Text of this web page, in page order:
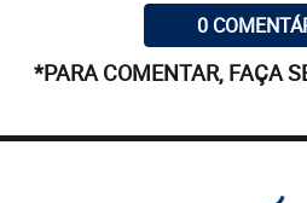
0
*PARA COMENTAR, FAÇA